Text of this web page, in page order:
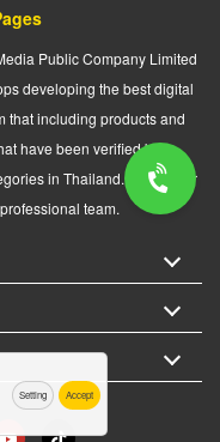
Public Company Limited
developing the best digital
that including products and
have been verified by
in Thailand. We deliver
team.
Setting Accept